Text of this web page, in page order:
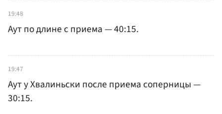
19:48
Аут по длине с приема — 40:15.
19:47
Аут у Хвалиньски после приема соперницы —
30:15.